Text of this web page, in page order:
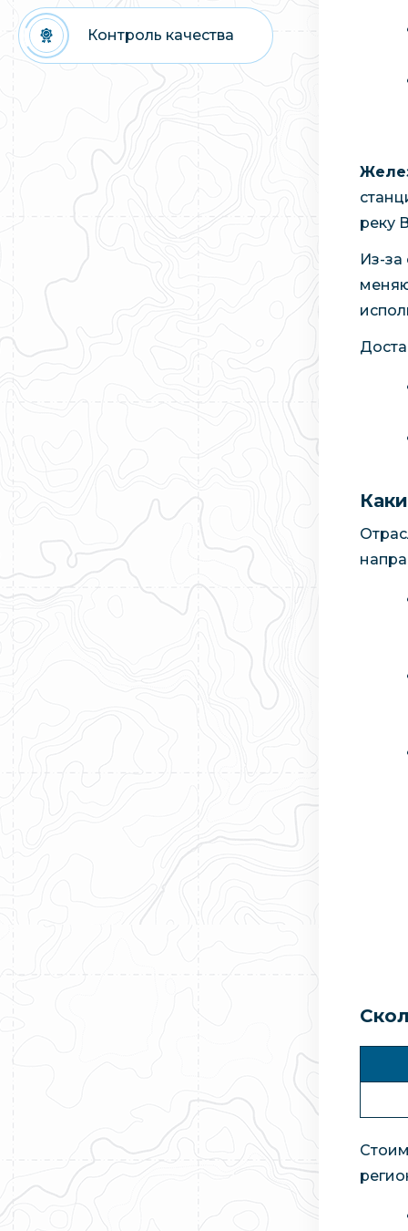
Контроль качества
реку
Из-за